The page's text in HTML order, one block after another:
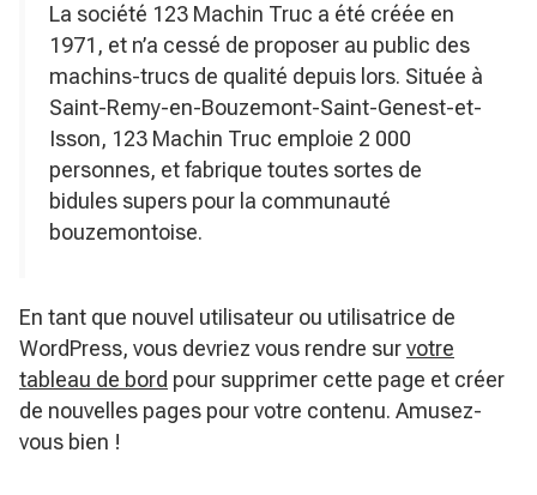
La société 123 Machin Truc a été créée en
1971, et n’a cessé de proposer au public des
machins-trucs de qualité depuis lors. Située à
Saint-Remy-en-Bouzemont-Saint-Genest-et-
Isson, 123 Machin Truc emploie 2 000
personnes, et fabrique toutes sortes de
bidules supers pour la communauté
bouzemontoise.
En tant que nouvel utilisateur ou utilisatrice de
WordPress, vous devriez vous rendre survotre
tableau de bord pour supprimer cette page et créer
de nouvelles pages pour votre contenu. Amusez-
vous bien !